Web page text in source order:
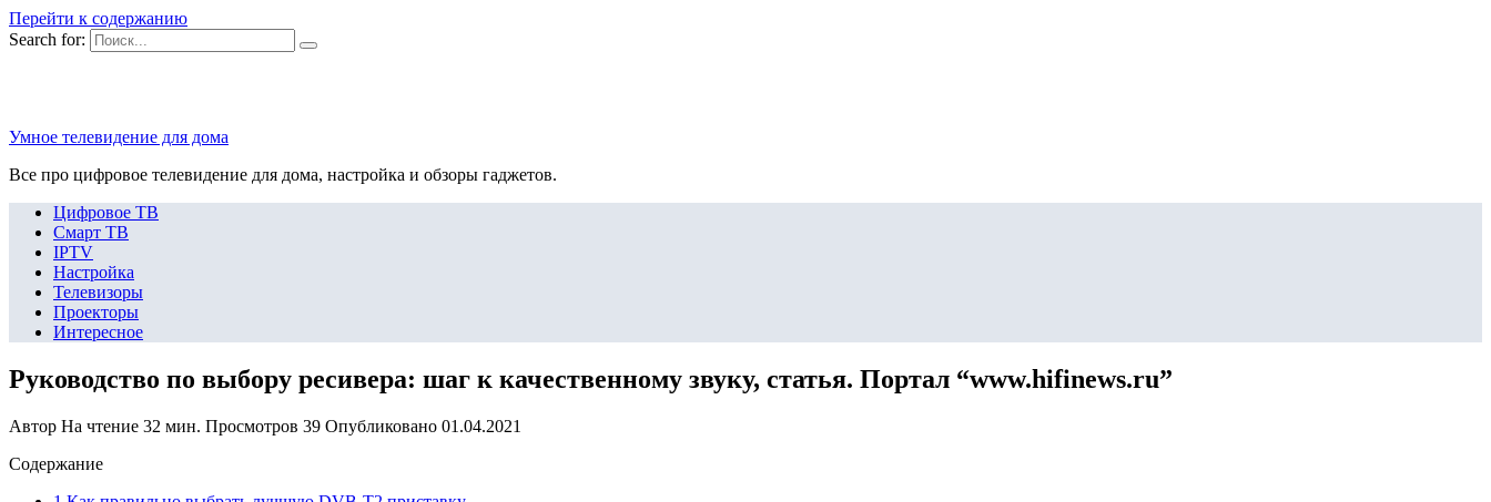
Перейти к содержанию
Search for:
Умное телевидение для дома
Все про цифровое телевидение для дома, настройка и обзоры гаджетов.
Цифровое ТВ
Смарт ТВ
IPTV
Настройка
Телевизоры
Проекторы
Интересное
Руководство по выбору ресивера: шаг к качественному звуку, статья. Портал “www.hifinews.ru”
Автор На чтение 32 мин. Просмотров 39 Опубликовано 01.04.2021
Содержание